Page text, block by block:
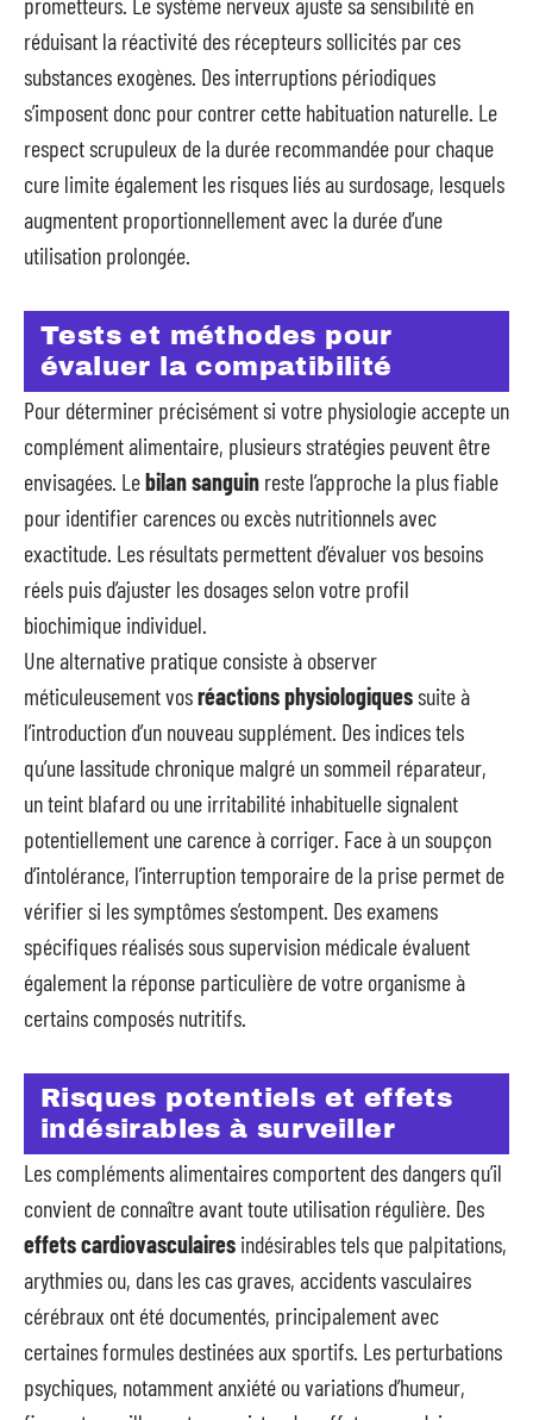
réduisant la réactivité des récepteurs sollicités par ces
substances exogènes. Des interruptions périodiques
s’imposent donc pour contrer cette habituation naturelle. Le
respect scrupuleux de la durée recommandée pour chaque
cure limite également les risques liés au surdosage, lesquels
augmentent proportionnellement avec la durée d’une
utilisation prolongée.
Tests et méthodes pour
évaluer la compatibilité
Pour déterminer précisément si votre physiologie accepte un
complément alimentaire, plusieurs stratégies peuvent être
envisagées. Lebilan sanguin reste l’approche la plus fiable
pour identifier carences ou excès nutritionnels avec
exactitude. Les résultats permettent d’évaluer vos besoins
réels puis d’ajuster les dosages selon votre profil
biochimique individuel.
Une alternative pratique consiste à observer
méticuleusement vosréactions physiologiquessuite à
l’introduction d’un nouveau supplément. Des indices tels
qu’une lassitude chronique malgré un sommeil réparateur,
un teint blafard ou une irritabilité inhabituelle signalent
potentiellement une carence à corriger. Face à un soupçon
d’intolérance, l’interruption temporaire de la prise permet de
vérifier si les symptômes s’estompent. Des examens
spécifiques réalisés sous supervision médicale évaluent
également la réponse particulière de votre organisme à
certains composés nutritifs.
Risques potentiels et effets
indésirables à surveiller
Les compléments alimentaires comportent des dangers qu’il
convient de connaître avant toute utilisation régulière. Des
effets cardiovasculaires indésirables tels que palpitations,
arythmies ou, dans les cas graves, accidents vasculaires
cérébraux ont été documentés, principalement avec
certaines formules destinées aux sportifs. Les perturbations
psychiques, notamment anxiété ou variations d’humeur,